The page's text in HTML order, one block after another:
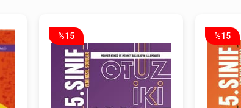
%15 %15